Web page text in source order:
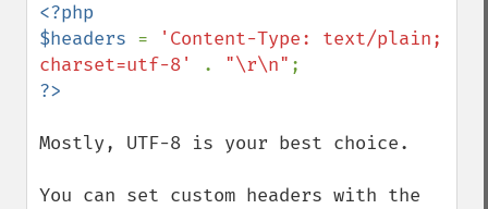
<?php
$headers =
'Content-Type: text/plain;
charset=utf-8'
. "\r\n"
Mostly, UTF-8 is your best choice.
You can set custom headers with the